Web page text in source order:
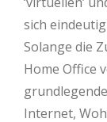
sich
Solange die
Home Office
Internet,